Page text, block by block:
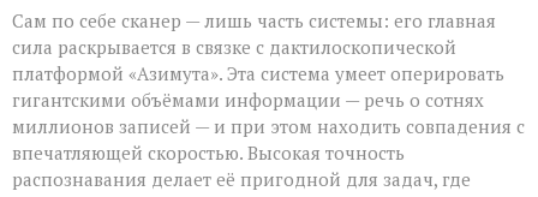
Сам по себе сканер — лишь часть системы: его главная
сила раскрывается в связке с дактилоскопической
платформой «Азимута». Эта система умеет оперировать
гигантскими объёмами информации — речь о сотнях
миллионов записей — и при этом находить совпадения с
впечатляющей скоростью. Высокая точность
распознавания делает её пригодной для задач, где